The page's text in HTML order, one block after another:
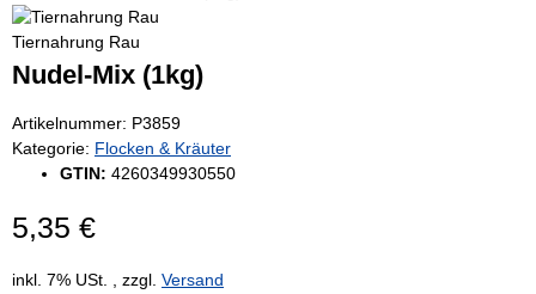
Tiernahrung Rau
Nudel-Mix (1kg)
Artikelnummer: P3859
Kategorie: Flocken & Kräuter
GTIN: 4260349930550
5,35 €
inkl. 7% USt. , zzgl. Versand